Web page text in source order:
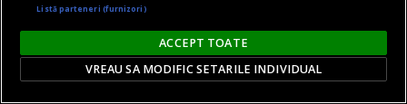
Listă parteneri (furnizori)
ACCEPT TOATE
VREAU SA MODIFIC SETARILE INDIVIDUAL